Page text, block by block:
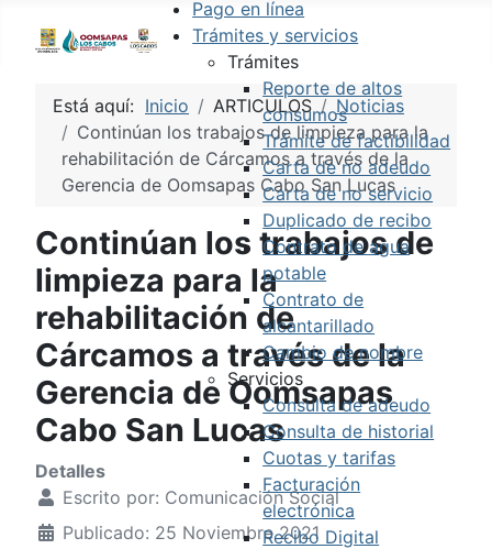
Pago en línea
Trámites y servicios
Trámites
Reporte de altos
consumos
Trámite de factibilidad
Carta de no adeudo
Carta de no servicio
Duplicado de recibo
Contrato de agua
potable
Contrato de
alcantarillado
Cambio de nombre
Servicios
Consulta de adeudo
Consulta de historial
Cuotas y tarifas
Facturación
electrónica
Recibo Digital
Está aquí: Inicio ARTICULOS
Noticias
Continúan los trabajos de limpieza para la
rehabilitación de Cárcamos a través de la
Gerencia de Oomsapas Cabo San Lucas
Continúan los trabajos de
limpieza para la
rehabilitación de
Cárcamos a través de la
Gerencia de Oomsapas
Cabo San Lucas
Detalles
Escrito por: Comunicación Social
Publicado: 25 Noviembre 2021